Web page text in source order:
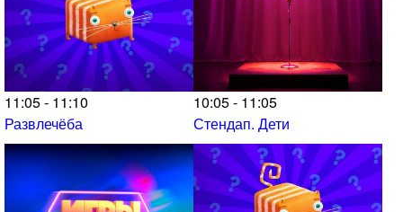
11:05 - 11:10
Развлечёба
10:05 - 11:05
Стендап. Дети